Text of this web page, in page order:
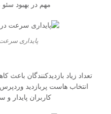
مهم در بهبود
پایداری سرعت
تعداد زیاد بازدیدکنندگان
انتخاب هاست پربازدید
کاربران پایدار و